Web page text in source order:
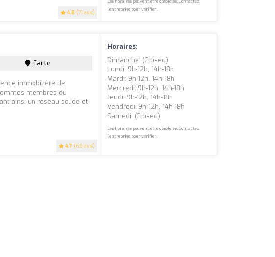
4.8 (71 avis)
Les horaires peuvent être obsolètes. Contactez
l'entreprise pour vérifier.
4.7 (69 avis)
Carte
immobilière de
membres du
ainsi un réseau solide et
Horaires:
Dimanche: (closed)
Lundi: 9h-12h, 14h-18h
Mardi: 9h-12h, 14h-18h
Mercredi: 9h-12h, 14h-18h
Jeudi: 9h-12h, 14h-18h
Vendredi: 9h-12h, 14h-18h
Samedi: (closed)
Les horaires peuvent être obsolètes. Contactez
l'entreprise pour vérifier.